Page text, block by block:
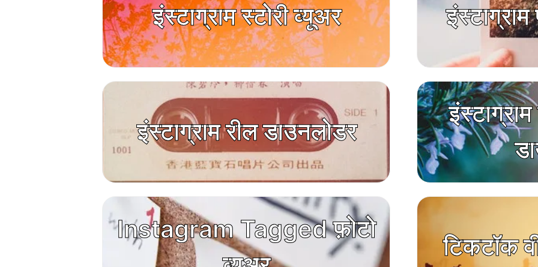
इंस्टाग्राम स्टोरी व्यूअर
इंस्टाग्राम रील डाउनलोडर
Instagram Tagged फ़ोटो
टिकटॉक